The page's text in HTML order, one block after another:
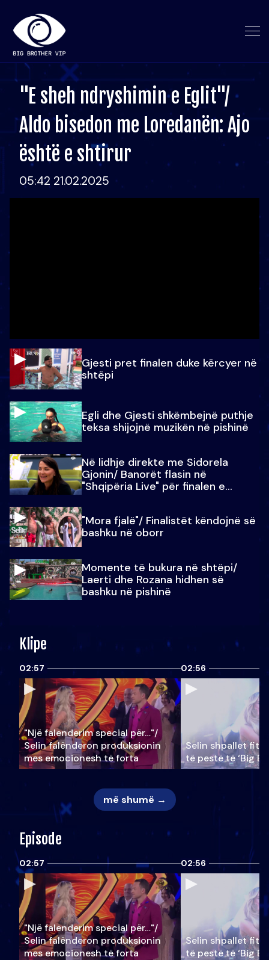
"E sheh ndryshimin e Eglit"/
Aldo bisedon me Loredanën: Ajo
është e shtirur
05:42 21.02.2025
Gjesti pret finalen duke kërcyer në
shtëpi
Egli dhe Gjesti shkëmbejnë puthje
teksa shijojnë muzikën në pishinë
Në lidhje direkte me Sidorela
Gjonin/ Banorët flasin në
"Shqipëria Live" për finalen e
"Mora fjalë"/ Finalistët këndojnë së
bashku në oborr
Momente të bukura në shtëpi/
Laerti dhe Rozana hidhen së
bashku në pishinë
Klipe
02:57
"Një falenderim special për…"/
Selin falënderon produksionin
mes emocionesh të forta
02:56
Selin shpallet
të pestë të ‘Big
më shumë →
Episode
02:57
"Një falenderim special për…"/
Selin falënderon produksionin
mes emocionesh të forta
02:56
Selin shpallet
të pestë të ‘Big